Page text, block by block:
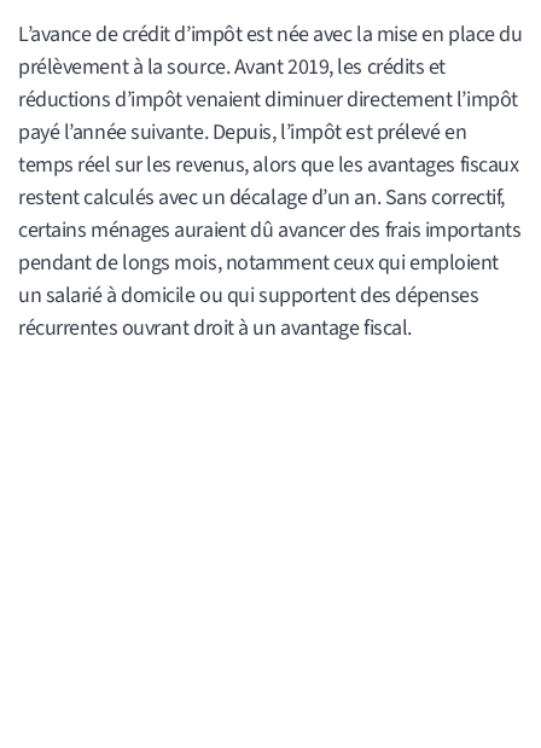
L’avance de crédit d’impôt est née avec la mise en place du
prélèvement à la source. Avant 2019, les crédits et
réductions d’impôt venaient diminuer directement l’impôt
payé l’année suivante. Depuis, l’impôt est prélevé en
temps réel sur les revenus, alors que les avantages fiscaux
restent calculés avec un décalage d’un an. Sans correctif,
certains ménages auraient dû avancer des frais importants
pendant de longs mois, notamment ceux qui emploient
un salarié à domicile ou qui supportent des dépenses
récurrentes ouvrant droit à un avantage fiscal.